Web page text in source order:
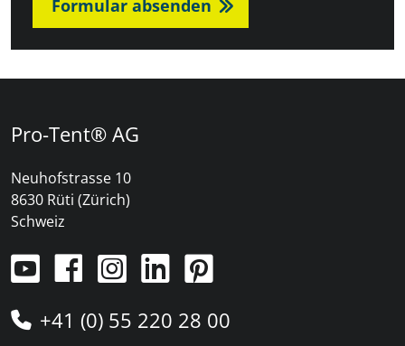
Formular absenden
Pro-Tent® AG
Neuhofstrasse 10
8630 Rüti (Zürich)
Schweiz
+41 (0) 55 220 28 00